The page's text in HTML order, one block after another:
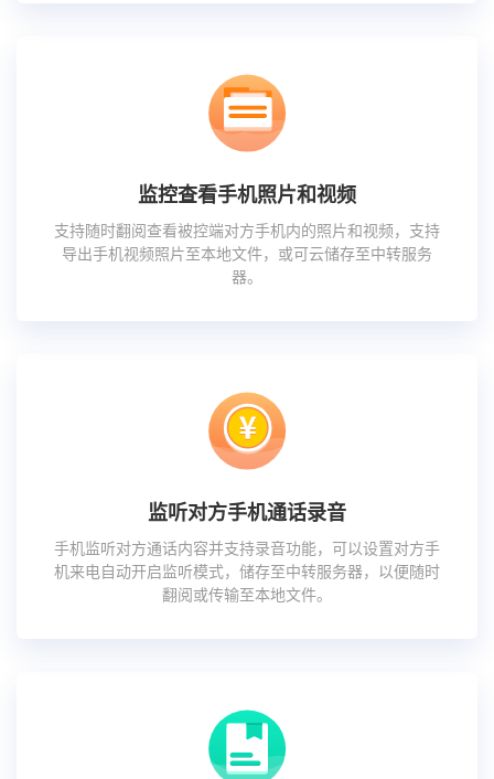
监控查看手机照片和视频
支持随时翻阅查看被控端对方手机内的照片和视频，支持
导出手机视频照片至本地文件，或可云储存至中转服务
器。
监听对方手机通话录音
手机监听对方通话内容并支持录音功能，可以设置对方手
机来电自动开启监听模式，储存至中转服务器，以便随时
翻阅或传输至本地文件。